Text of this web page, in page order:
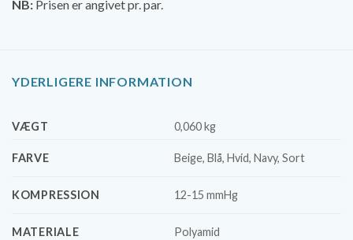
NB: Prisen er angivet pr. par.
YDERLIGERE INFORMATION
VÆGT 0,060 kg
FARVE Beige, Blå, Hvid, Navy, Sort
KOMPRESSION 12-15 mmHg
MATERIALE Polyamid